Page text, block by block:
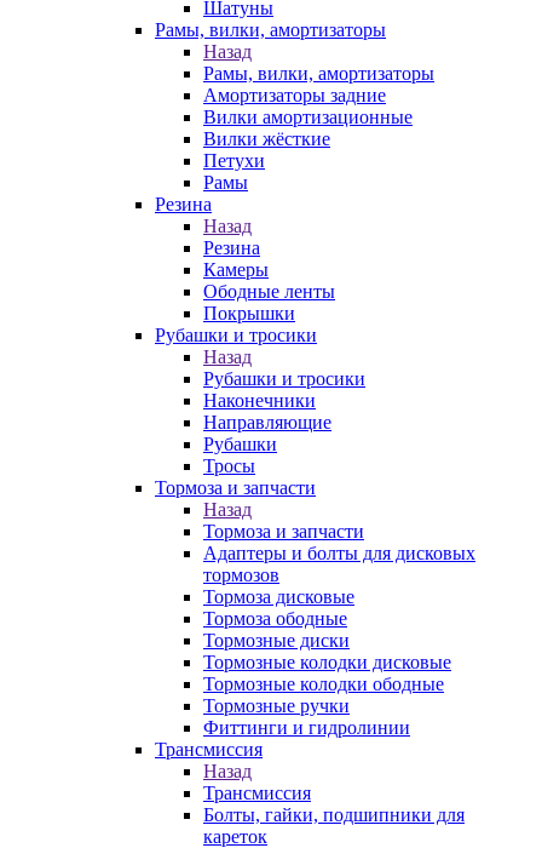
Шатуны
Рамы, вилки, амортизаторы
Назад
Рамы, вилки, амортизаторы
Амортизаторы задние
Вилки амортизационные
Вилки жёсткие
Петухи
Рамы
Резина
Назад
Резина
Камеры
Ободные ленты
Покрышки
Рубашки и тросики
Назад
Рубашки и тросики
Наконечники
Направляющие
Рубашки
Тросы
Тормоза и запчасти
Назад
Тормоза и запчасти
Адаптеры и болты для дисковых
тормозов
Тормоза дисковые
Тормоза ободные
Тормозные диски
Тормозные колодки дисковые
Тормозные колодки ободные
Тормозные ручки
Фиттинги и гидролинии
Трансмиссия
Назад
Трансмиссия
Болты, гайки, подшипники для
кареток